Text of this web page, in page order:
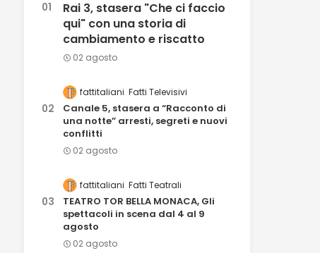
Rai 3, stasera "Che ci faccio
qui" con una storia di
cambiamento e riscatto
02 agosto
fattitaliani Fatti Televisivi
Canale 5, stasera a “Racconto di
una notte” arresti, segreti e nuovi
conflitti
02 agosto
fattitaliani Fatti Teatrali
TEATRO TOR BELLA MONACA, Gli
spettacoli in scena dal 4 al 9
agosto
02 agosto